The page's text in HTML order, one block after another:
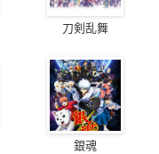
刀剣乱舞
銀魂